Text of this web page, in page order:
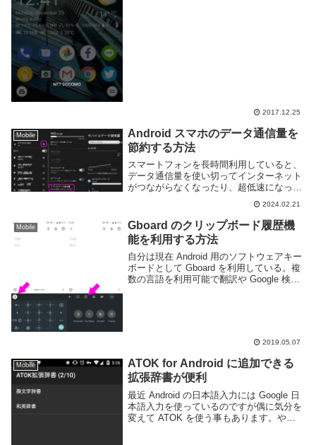
2017.12.25
Mobile
Android スマホのデータ通信量を
節約する方法
スマートフォンを長時間利用していると、
データ通信量を使い切ってインターネット
がつながらなくなったり、超低速になって
まともに使えなくなってしまう場合があ
る。4G/5G といった携帯回線を利用してい
る限り発生しうる問題の一つで、特に月末
になると...
2024.02.21
Mobile
Gboard のクリップボード履歴機
能を利用する方法
自分は現在 Android 用のソフトウェアキー
ボードとして Gboard を利用している。複
数の言語を利用可能で翻訳や Google 検索
2019.05.07
Mobile
ATOK for Android に追加できる
拡張辞書が便利
最近 Android の日本語入力には Google 日
本語入力を使っているのですが偶に気分を
変えて ATOK を使う事もあります。やは